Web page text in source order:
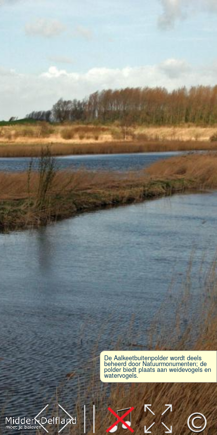
Leaflet| Map data ©OpenStreetMap
contributors,CC-BY-SA, Imagery ©Mapbox
De Aalkeetbuitenpolder wordt deels
beheerd door Natuurmonumenten; de
polder biedt plaats aan weidevogels en
watervogels.